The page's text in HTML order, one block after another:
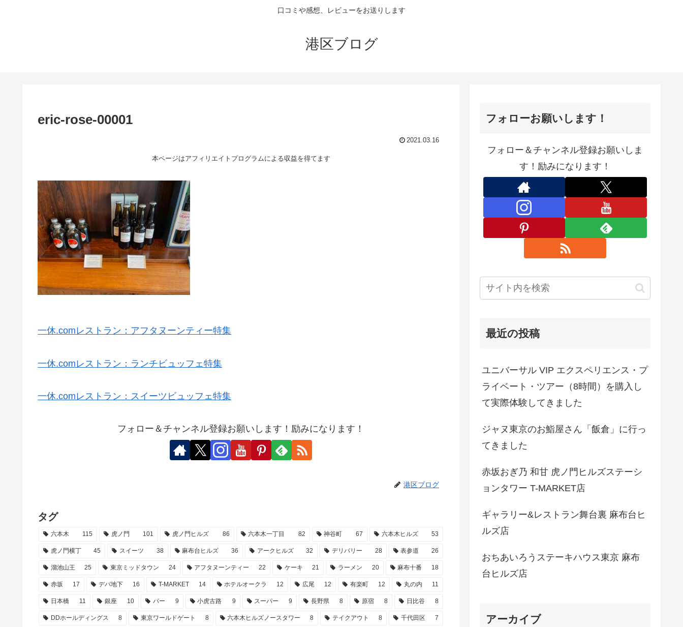
口コミや感想、レビューをお送りします
港区ブログ
eric-rose-00001
2021.03.16
本ページはアフィリエイトプログラムによる収益を得てます
一休.comレストラン：アフタヌーンティー特集
一休.comレストラン：ランチビュッフェ特集
一休.comレストラン：スイーツビュッフェ特集
フォロー＆チャンネル登録お願いします！励みになります！
港区ブログ
タグ
六本木 115 虎ノ門 101 虎ノ門ヒルズ 86 六本木一丁目 82 神谷町 67 六本木ヒルズ 53
虎ノ門横丁 45 スイーツ 38 麻布台ヒルズ 36 アークヒルズ 32 デリバリー 28 表参道 26
溜池山王 25 東京ミッドタウン 24 アフタヌーンティー 22 ケーキ 21 ラーメン 20 麻布十番 18
赤坂 17 デパ地下 16 T-MARKET 14 ホテルオークラ 12 広尾 12 有楽町 12 丸の内 11
日本橋 11 銀座 10 バー 9 小虎古路 9 スーパー 9 長野県 8 原宿 8 日比谷 8
DDホールディングス 8 東京ワールドゲート 8 六本木ヒルズノースタワー 8 テイクアウト 8 千代田区 7
フォローお願いします！
フォロー＆チャンネル登録お願いしま
す！励みになります！
最近の投稿
ユニバーサル VIP エクスペリエンス・プ
ライベート・ツアー（8時間）を購入し
て実際体験してきました
ジャヌ東京のお鮨屋さん「飯倉」に行っ
てきました
赤坂おぎ乃 和甘 虎ノ門ヒルズステーシ
ョンタワー T-MARKET店
ギャラリー&レストラン舞台裏 麻布台ヒ
ルズ店
おちあいろうステーキハウス東京 麻布
台ヒルズ店
アーカイブ